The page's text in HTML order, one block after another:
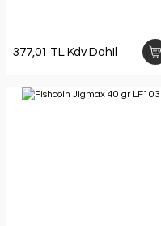
377,01 TL Kdv Dahil